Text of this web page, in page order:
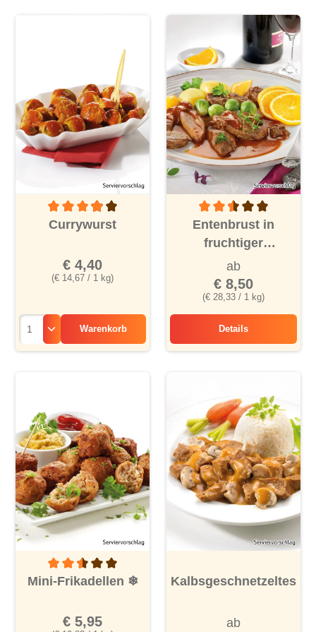
Durchschnittliche Bewertung von 3.9 von 5 Sternen
Currywurst
(€ 14,67 / 1 kg)
€ 4,40
Warenkorb
Durchschnittliche
Entenbrust in
fruchtiger
Orangensauce
(€ 28,33 / 1 kg)
ab
€ 8,50
Details
Entenbrust in
Durchschnittliche Bewertung von 2.5 von 5 Sternen
Mini-Frikadellen ❄
€ 5,95
Kalbsgeschnetzeltes
ab